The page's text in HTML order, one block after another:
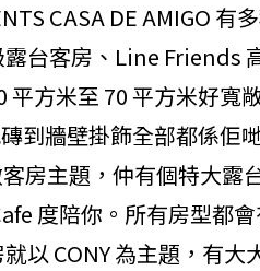
CASA DE AMIGO
台客房、Line Friends
平方米至 70 平方米好寬
到牆壁掛飾全部都係佢
客房主題，仲有個特大露
度陪你。所有房型都
以 CONY 為主題，有大